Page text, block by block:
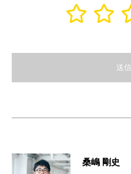
送信
桑嶋 剛史